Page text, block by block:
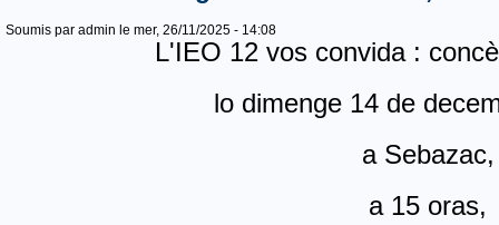
Soumis par admin le mer, 26/11/2025 - 14:08
L'IEO 12 vos convida :
lo dimenge 14 de
a Sebazac,
a 15 oras,